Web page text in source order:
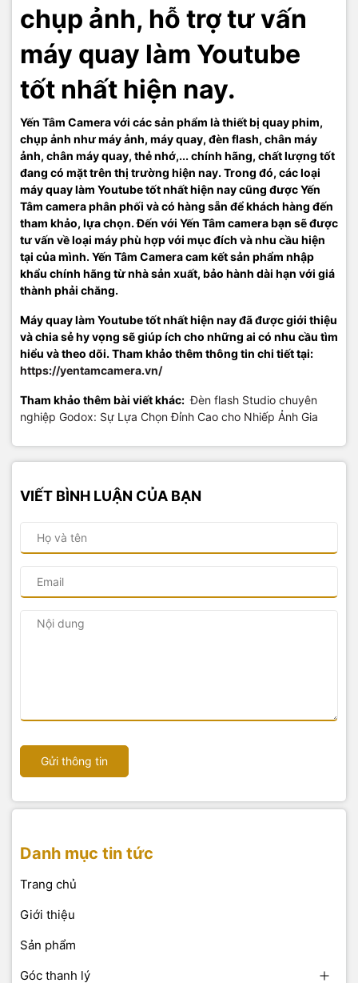
chụp ảnh, hỗ trợ tư vấn
máy quay làm Youtube
tốt nhất hiện nay.
Yến Tâm Camera với các sản phẩm là thiết bị quay phim,
chụp ảnh như máy ảnh, máy quay, đèn flash, chân máy
ảnh, chân máy quay, thẻ nhớ,... chính hãng, chất lượng tốt
đang có mặt trên thị trường hiện nay. Trong đó, các loại
máy quay làm Youtube tốt nhất hiện nay cũng được Yến
Tâm camera phân phối và có hàng sẵn để khách hàng đến
tham khảo, lựa chọn. Đến với Yến Tâm camera bạn sẽ được
tư vấn về loại máy phù hợp với mục đích và nhu cầu hiện
tại của mình. Yến Tâm Camera cam kết sản phẩm nhập
khẩu chính hãng từ nhà sản xuất, bảo hành dài hạn với giá
thành phải chăng.
Máy quay làm Youtube tốt nhất hiện nay đã được giới thiệu
và chia sẻ hy vọng sẽ giúp ích cho những ai có nhu cầu tìm
hiểu và theo dõi. Tham khảo thêm thông tin chi tiết tại:
https://yentamcamera.vn/
Tham khảo thêm bài viết khác: Đèn flash Studio chuyên
nghiệp Godox: Sự Lựa Chọn Đỉnh Cao cho Nhiếp Ảnh Gia
VIẾT BÌNH LUẬN CỦA BẠN
Gửi thông tin
Danh mục tin tức
Trang chủ
Giới thiệu
Sản phẩm
Góc thanh lý